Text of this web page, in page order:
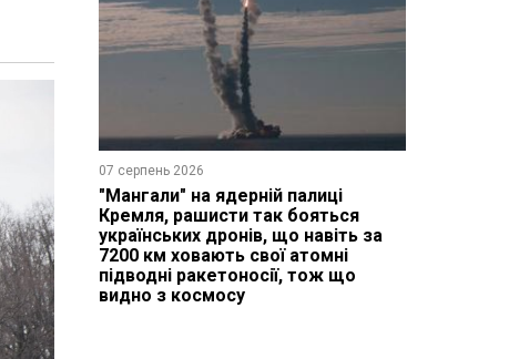
07 серпень 2026
"Мангали" на ядерній палиці
Кремля, рашисти так бояться
українських дронів, що навіть за
7200 км ховають свої атомні
підводні ракетоносії, тож що
видно з космосу